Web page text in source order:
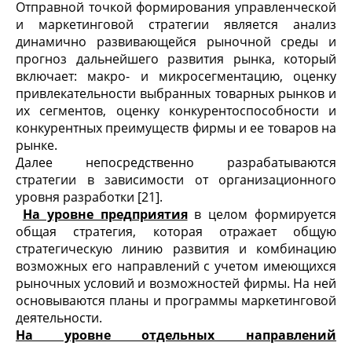
Отправной точкой формирования управленческой
и маркетинговой стратегии является анализ
динамично развивающейся рыночной среды и
прогноз дальнейшего развития рынка, который
включает: макро- и микросегментацию, оценку
привлекательности выбранных товарных рынков и
их сегментов, оценку конкурентоспособности и
конкурентных преимуществ фирмы и ее товаров на
рынке.
Далее непосредственно разрабатываются
стратегии в зависимости от организационного
уровня разработки [21].
На уровне предприятияв целом формируется
общая стратегия, которая отражает общую
стратегическую линию развития и комбинацию
возможных его направлений с учетом имеющихся
рыночных условий и возможностей фирмы. На ней
основываются планы и программы маркетинговой
деятельности.
На уровне отдельных направлений